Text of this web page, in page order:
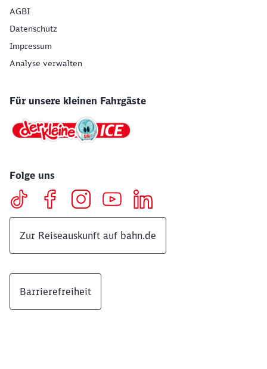
AGBI
Datenschutz
Impressum
Analyse verwalten
Für unsere kleinen Fahrgäste
Folge uns
Zur Reiseauskunft auf bahn.de
Barrierefreiheit